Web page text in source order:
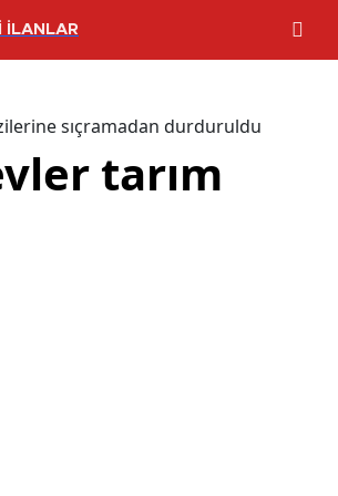
İLANLAR
sıçramadan durduruldu
tarım